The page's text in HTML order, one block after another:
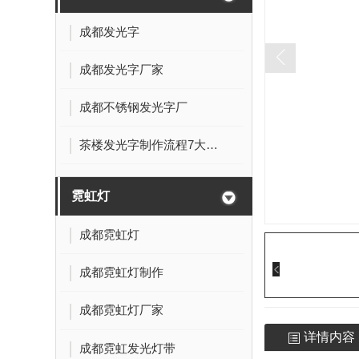
成都发光字
成都发光字厂家
成都不锈钢发光字厂
茶楼发光字制作流程7大方面，细心致极!
霓虹灯
成都霓虹灯
成都霓虹灯制作
成都霓虹灯厂家
成都霓虹发光灯带
详情内容